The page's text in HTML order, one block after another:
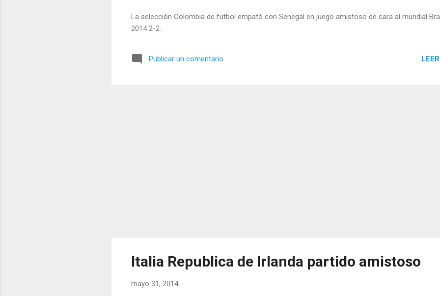
La selección Colombia de futbol empató con Senegal en juego amistoso de cara al mundial
2014 2-2.
Publicar un comentario
Italia Republica de Irlanda partido amistoso
mayo 31, 2014